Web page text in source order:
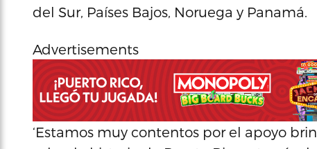
del Sur, Países Bajos, Noruega y Panamá.
Advertisements
‘Estamos muy contentos por el apoyo